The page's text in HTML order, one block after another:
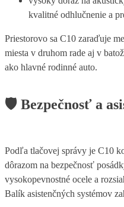
kvalitné odhlučnenie a
Priestorovo sa C10 zaraďuje
miesta v druhom rade aj v
ako hlavné rodinné auto.
🛡️ Bezpečnosť a
Podľa tlačovej správy je C10
dôrazom na bezpečnosť
vysokopevnostné ocele a
Balík asistenčných systémov